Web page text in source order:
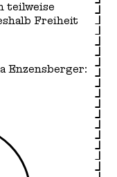
teilweise
Freiheit
Enzensberger: